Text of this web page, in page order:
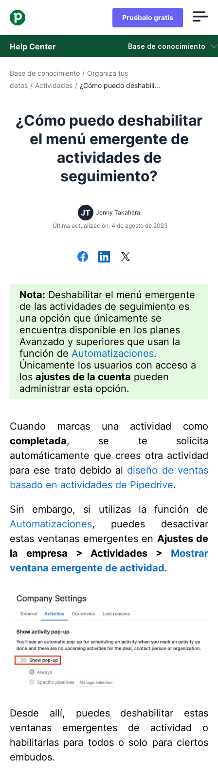
Pruébalo gratis
Help Center Base de conocimiento
Base de conocimiento
Contáctanos
Base de conocimiento / Organiza tus
datos / Actividades / ¿Cómo puedo deshabili...
¿Cómo puedo deshabilitar
el menú emergente de
actividades de
seguimiento?
JT
Jenny Takahara
Última actualización: 4 de agosto de 2023
Nota: Deshabilitar el menú emergente
de las actividades de seguimiento es
una opción que únicamente se
encuentra disponible en los planes
Avanzado y superiores que usan la
función de Automatizaciones.
Únicamente los usuarios con acceso a
los ajustes de la cuenta pueden
administrar esta opción.
Cuando marcas una actividad como
completada, se te solicita
automáticamente que crees otra actividad
para ese trato debido al diseño de ventas
basado en actividades de Pipedrive.
Sin embargo, si utilizas la función de
Automatizaciones, puedes desactivar
estas ventanas emergentes en Ajustes de
la empresa > Actividades > Mostrar
ventana emergente de actividad.
Desde allí, puedes deshabilitar estas
ventanas emergentes de actividad o
habilitarlas para todos o solo para ciertos
embudos.